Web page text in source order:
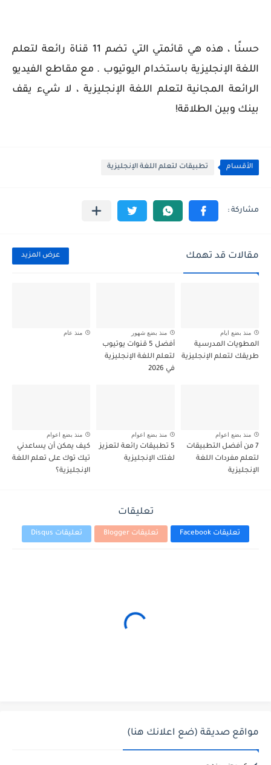
حسنًا ، هذه هي قائمتي التي تضم 11 قناة رائعة لتعلم
اللغة الإنجليزية باستخدام اليوتيوب . مع مقاطع الفيديو
الرائعة المجانية لتعلم اللغة الإنجليزية ، لا شيء يقف
بينك وبين الطلاقة!
الأقسام تطبيقات لتعلم اللغة الإنجليزية
مقالات قد تهمك عرض المزيد
منذ بضع ايام
المطويات المدرسية
طريقك لتعلم الإنجليزية
منذ بضع شهور
أفضل 5 قنوات يوتيوب
لتعلم اللغة الإنجليزية
في 2026
منذ عام
منذ بضع اعوام
7 من أفضل التطبيقات
لتعلم مفردات اللغة
الإنجليزية
منذ بضع اعوام
5 تطبيقات رائعة لتعزيز
لغتك الإنجليزية
منذ بضع اعوام
كيف يمكن أن يساعدني
تيك توك على تعلم اللغة
الإنجليزية؟
تعليقات
تعليقات Facebook تعليقات Blogger تعليقات Disqus
مواقع صديقة (ضع اعلانك هنا)